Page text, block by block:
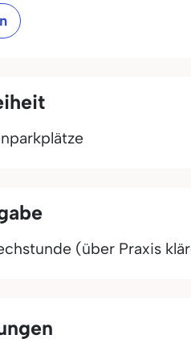
(über Praxis